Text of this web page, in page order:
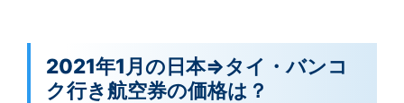
2021年1月の日本⇒タイ・バンコ
ク行き航空券の価格は？